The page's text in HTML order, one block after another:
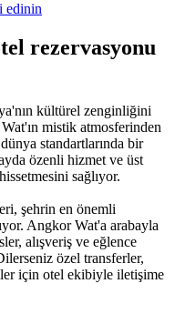
edinin
rezervasyonu
kültürel zenginliğini
mistik atmosferinden
standartlarında bir
özenli hizmet ve üst
sağlıyor.
şehrin en önemli
Angkor Wat'a arabayla
alışveriş ve eğlence
özel transferler,
için otel ekibiyle iletişime